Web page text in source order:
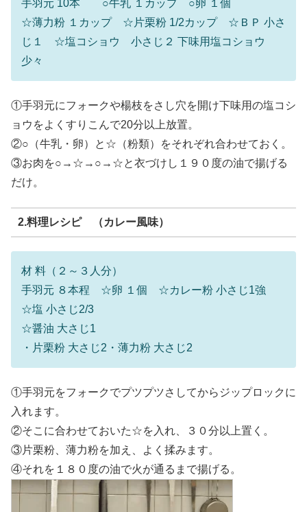
手羽元 10本 ○牛乳 １カップ ○卵 １個
☆薄力粉 １カップ ☆片栗粉 1/2カップ ☆ＢＰ 小さ
じ１ ☆塩コショウ 小さじ２ 下味用塩コショウ
少々
①手羽元にフォークや楊枝をさし穴を開け下味用の塩コシ
ョウをよくすりこんで20分以上放置。
②○（牛乳・卵）と☆（粉類）をそれぞれ合わせておく。
③お肉を○→☆→○→☆と衣づけし１９０度の油で揚げる
だけ。
2.料理レシピ （カレー風味）
材 料（２～３人分）
手羽元 ８本程 ☆卵 １個 ☆カレー粉 小さじ1強
☆塩 小さじ2/3
☆醤油 大さじ1
・片栗粉 大さじ2・薄力粉 大さじ2
①手羽元をフォークでプツプツさしてからジップロックに
入れます。
②そこに合わせておいた☆を入れ、３０分以上置く。
③片栗粉、薄力粉を加え、よく揉みます。
④それを１８０度の油で火が通るまで揚げる。